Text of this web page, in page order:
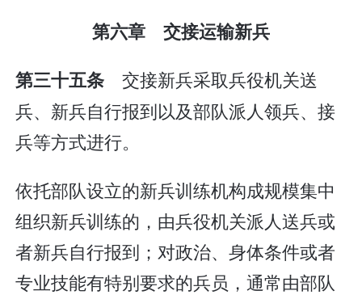
第六章 交接运输新兵
第三十五条 交接新兵采取兵役机关送
兵、新兵自行报到以及部队派人领兵、接
兵等方式进行。
依托部队设立的新兵训练机构成规模集中
组织新兵训练的，由兵役机关派人送兵或
者新兵自行报到；对政治、身体条件或者
专业技能有特别要求的兵员，通常由部队